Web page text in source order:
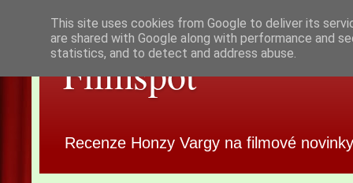
Filmspot
Recenze Honzy Vargy na filmové
This site uses cookies from Google to deliver its
are shared with Google along with performance and
statistics, and to detect and address abuse.